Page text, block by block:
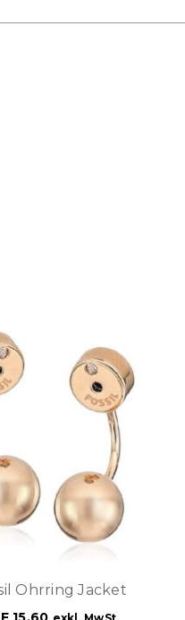
Ohrring Jacket